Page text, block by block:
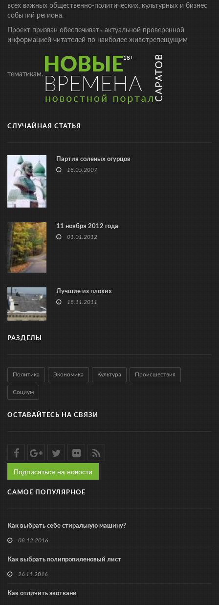
всех важных общественно-политических, культурных и бизнес
событий региона.
Проект призван обеспечивать актуальной проверенной
информацией читателей по наиболее животрепещущим
тематикам.
СЛУЧАЙНАЯ СТАТЬЯ
Партия соленых огурцов
18.05.2007
11 ноября 2012 года
01.01.2012
Лучшие из плохих
18.11.2011
РАЗДЕЛЫ
Политика Экономика Культура Происшествия
Социум
ОСТАВАЙТЕСЬ НА СВЯЗИ
Подписаться на новости
САМОЕ ПОПУЛЯРНОЕ
Как выбрать себе стиральную машину?
08.12.2016
Как выбрать полипропиленовый лист
26.11.2016
Как отличить экоткани